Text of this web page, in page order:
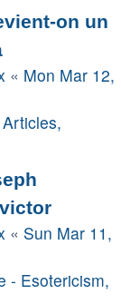
on un
« Mon Mar 12,
« Sun Mar 11,
- Esotericism,